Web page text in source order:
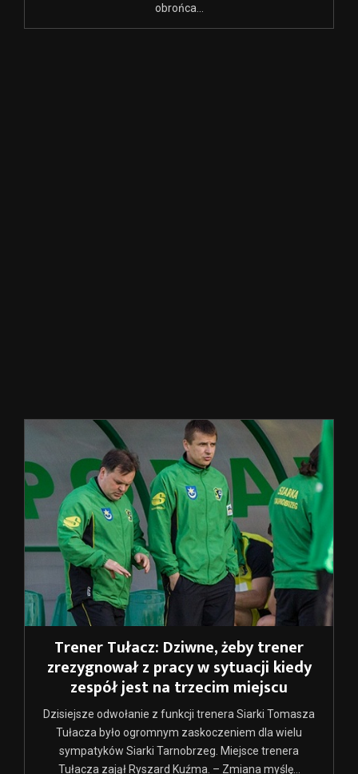
obrońca...
Trener Tułacz: Dziwne, żeby trener
zrezygnował z pracy w sytuacji kiedy
zespół jest na trzecim miejscu
Dzisiejsze odwołanie z funkcji trenera Siarki Tomasza
Tułacza było ogromnym zaskoczeniem dla wielu
sympatyków Siarki Tarnobrzeg. Miejsce trenera
Tułacza zajął Ryszard Kuźma. – Zmiana myślę...